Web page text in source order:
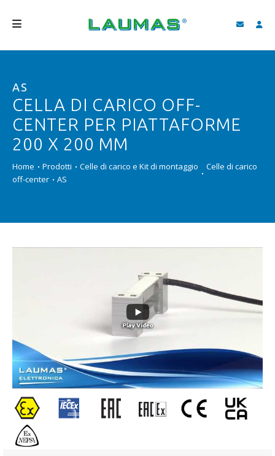
PRODOTTI
SERVIZI
ASSISTENZA E DOWNLOAD
VIDEO
AS
CELLA DI CARICO OFF-
CENTER PER PIATTAFORME
200 X 200 MM
Home Prodotti Celle di carico e Kit di montaggio
Celle di carico
off-center
AS